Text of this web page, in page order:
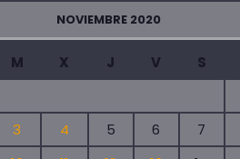
NOVIEMBRE 2020
M X J V S
3 4 5 6 7